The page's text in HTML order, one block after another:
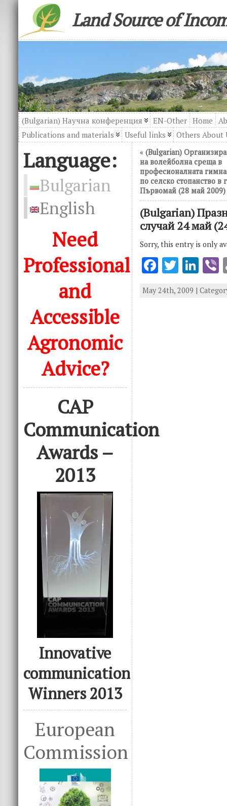
Land Source of
(Bulgarian) Научна конференция EN-Other Home
Publications and materials
Useful links Others About
Language:
Bulgarian
English
Need
Professional
and
Accessible
Agronomic
Advice?
CAP
Communication
Awards –
2013
Innovative
communication
Winners 2013
European
Commission
« (Bulgarian)
на волейболна среща в
професионалната
по селско стопанство в
Първомай (28 май 2009)
(Bulgarian)
случай 24 май
Sorry, this entry is only
F
ac
e
T
it
Li
k
May 24th, 2009 |